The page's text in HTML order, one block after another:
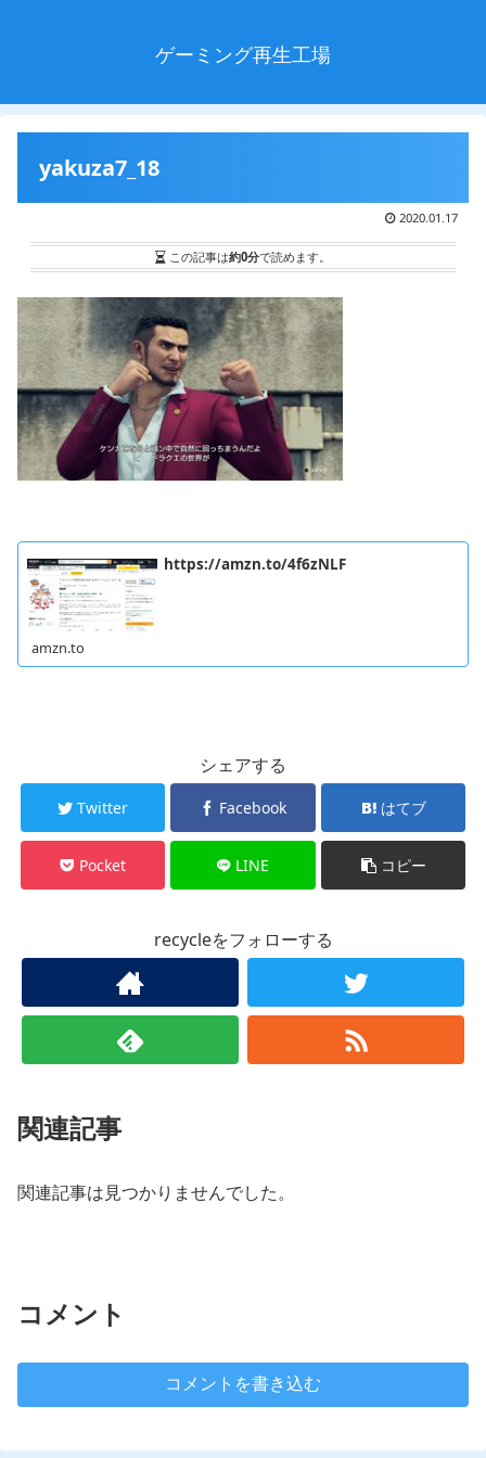
ゲーミング再生工場
yakuza7_18
2020.01.17
この記事は約0分で読めます。
https://amzn.to/4f6zNLF
amzn.to
シェアする
Twitter Facebook はてブ
Pocket LINE コピー
recycleをフォローする
関連記事
関連記事は見つかりませんでした。
コメント
コメントを書き込む